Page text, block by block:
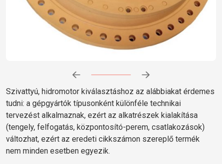
Szivattyú, hidromotor kiválasztáshoz az alábbiakat érdemes
tudni: a gépgyártók típusonként különféle technikai
tervezést alkalmaznak, ezért az alkatrészek kialakítása
(tengely, felfogatás, központosító-perem, csatlakozások)
változhat, ezért az eredeti cikkszámon szereplő termék
nem minden esetben egyezik.